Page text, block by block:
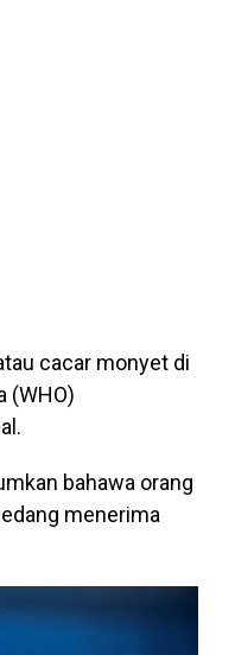
cacar monyet di
(WHO)
bahawa orang
menerima